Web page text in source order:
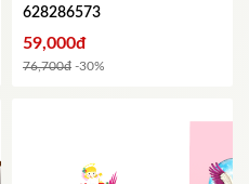
628286573
59,000đ
76,700đ -30%